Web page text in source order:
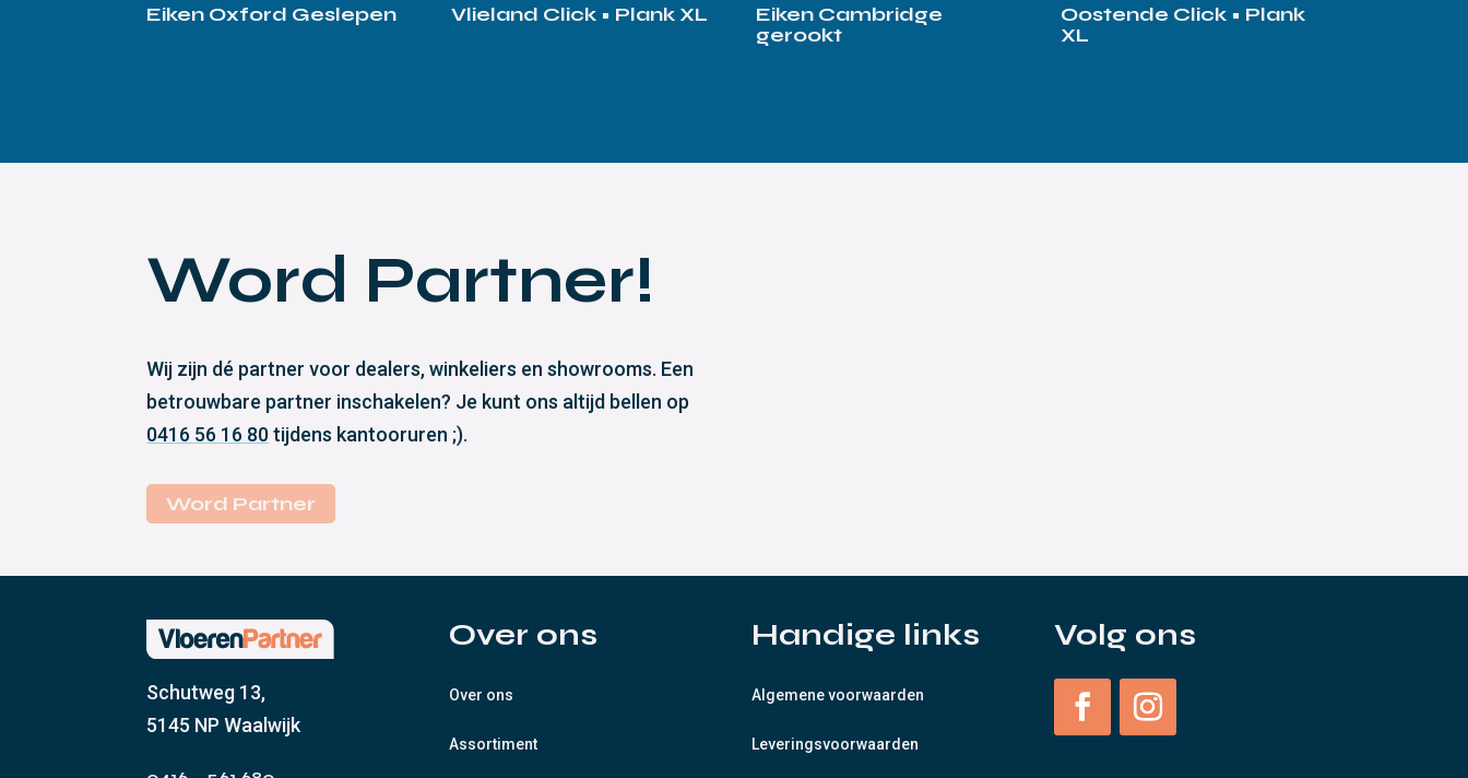
Eiken Oxford Geslepen Vlieland Click • Plank XL
Eiken Cambridge
gerookt
Oostende Click • Plank
XL
Word Partner!
Wij zijn dé partner voor dealers, winkeliers en showrooms. Een
betrouwbare partner inschakelen? Je kunt ons altijd bellen op
0416 56 16 80tijdens kantooruren ;).
Word Partner
Schutweg 13,
5145 NP Waalwijk
Over ons
Over ons
Assortiment
Handige links
Algemene voorwaarden
Leveringsvoorwaarden
Volg ons